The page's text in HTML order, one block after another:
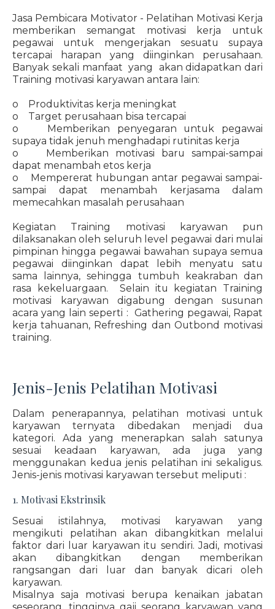
Jasa Pembicara Motivator - Pelatihan Motivasi Kerja
memberikan semangat motivasi kerja untuk
pegawai untuk mengerjakan sesuatu supaya
tercapai harapan yang diinginkan perusahaan.
Banyak sekali manfaat yang akan didapatkan dari
Training motivasi karyawan antara lain:
o Produktivitas kerja meningkat
o Target perusahaan bisa tercapai
o Memberikan penyegaran untuk pegawai
supaya tidak jenuh menghadapi rutinitas kerja
o Memberikan motivasi baru sampai-sampai
dapat menambah etos kerja
o Mempererat hubungan antar pegawai sampai-
sampai dapat menambah kerjasama dalam
memecahkan masalah perusahaan
Kegiatan Training motivasi karyawan pun
dilaksanakan oleh seluruh level pegawai dari mulai
pimpinan hingga pegawai bawahan supaya semua
pegawai diinginkan dapat lebih menyatu satu
sama lainnya, sehingga tumbuh keakraban dan
rasa kekeluargaan. Selain itu kegiatan Training
motivasi karyawan digabung dengan susunan
acara yang lain seperti : Gathering pegawai, Rapat
kerja tahuanan, Refreshing dan Outbond motivasi
training.
Jenis-Jenis Pelatihan Motivasi
Dalam penerapannya, pelatihan motivasi untuk
karyawan ternyata dibedakan menjadi dua
kategori. Ada yang menerapkan salah satunya
sesuai keadaan karyawan, ada juga yang
menggunakan kedua jenis pelatihan ini sekaligus.
Jenis-jenis motivasi karyawan tersebut meliputi :
1. Motivasi Ekstrinsik
Sesuai istilahnya, motivasi karyawan yang
mengikuti pelatihan akan dibangkitkan melalui
faktor dari luar karyawan itu sendiri. Jadi, motivasi
akan dibangkitkan dengan memberikan
rangsangan dari luar dan banyak dicari oleh
karyawan.
Misalnya saja motivasi berupa kenaikan jabatan